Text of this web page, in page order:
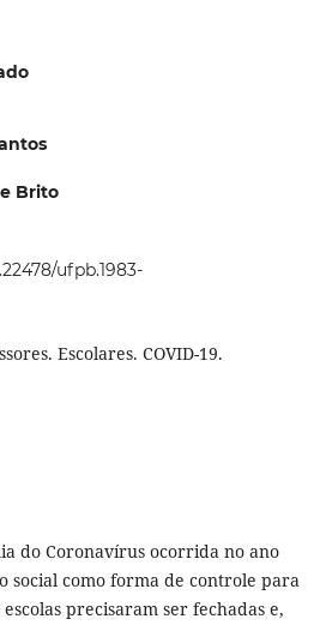
Brito
ufpb.1983-
Escolares. COVID-19.
do Coronavírus ocorrida no ano
social como forma de controle para
precisaram ser fechadas e,